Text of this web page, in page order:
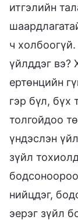
итгэлийн
ч
үйлддэг вэ?
ертөнцийн
гэр бүл, бүх
толгойдоо
үндэслэн
зүйл
нийцдэг,
эерэг зүйл